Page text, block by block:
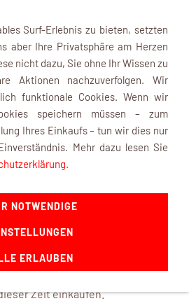
macht Urlaub ...
und ist mit frischen Ideen ab dem
2026 wieder für Sie da.
Zeit einkaufen.
Surf-Erlebnis zu bieten, setzten
aber Ihre Privatsphäre am Herzen
nicht dazu, Sie ohne Ihr Wissen zu
Aktionen nachzuverfolgen. Wir
funktionale Cookies. Wenn wir
speichern müssen – zum
Ihres Einkaufs – tun wir dies nur
Mehr dazu lesen Sie
.
NOTWENDIGE
ERLAUBEN